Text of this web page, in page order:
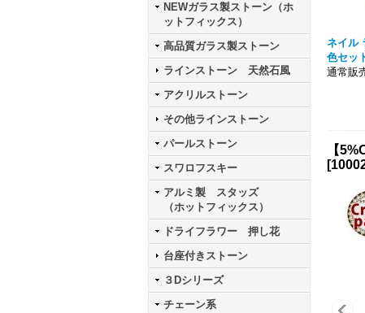
NEWガラス製ストーン（ホ
ットフィックス）
高品質ガラス製ストーン
ラインストーン 天然石風
アクリルストーン
その他ラインストーン
パールストーン
スワロフスキー
アルミ製 スタッズ
（ホットフィックス）
ドライフラワー 押し花
台座付きストーン
３Dシリーズ
チェーン系
ニュアンス メタリック クロムパウダー ケ
ース入り
通常販売価格303円
ネイル
色セッ
通常販
【
[